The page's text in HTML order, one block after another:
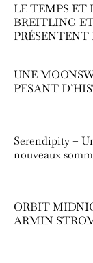
LE TEMPS ET
BREITLING
UNE
PESANT
Serendipity –
nouveaux
ORBIT
ARMIN